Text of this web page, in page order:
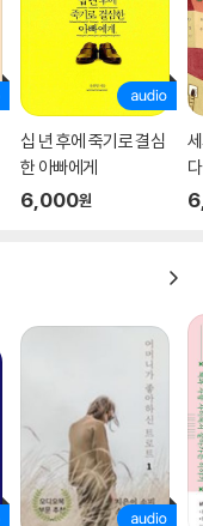
없다. 《우리 밝은 쪽으
충분하다. 이 책을 다 읽
다”는 어느 독자의 리뷰
처가 하나 생길 것이다.
십 년 후에 죽기로 결심
한 아빠에게
6,000원
다